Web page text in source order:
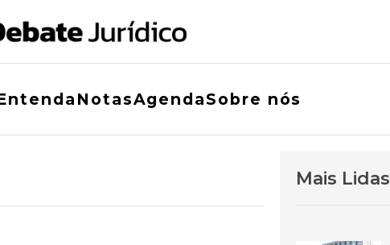
NotasAgendaSobre nós
Mais Lidas